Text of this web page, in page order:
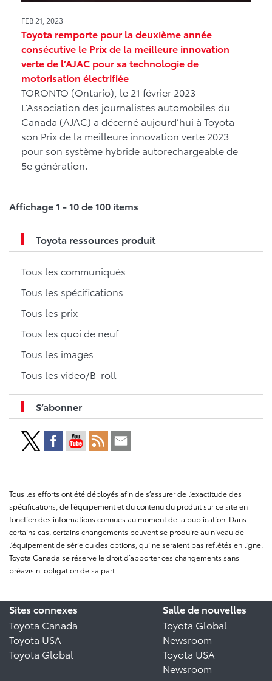
FEB 21, 2023
Toyota remporte pour la deuxième année
consécutive le Prix de la meilleure innovation
verte de l’AJAC pour sa technologie de
motorisation électrifiée
TORONTO (Ontario), le 21 février 2023 –
L’Association des journalistes automobiles du
Canada (AJAC) a décerné aujourd’hui à Toyota
son Prix de la meilleure innovation verte 2023
pour son système hybride autorechargeable de
5e génération.
Affichage 1 - 10 de 100 items
Toyota ressources produit
Tous les communiqués
Tous les spécifications
Tous les prix
Tous les quoi de neuf
Tous les images
Tous les video/B-roll
S’abonner
Tous les efforts ont été déployés afin de s’assurer de l’exactitude des
spécifications, de l’équipement et du contenu du produit sur ce site en
fonction des informations connues au moment de la publication. Dans
certains cas, certains changements peuvent se produire au niveau de
l’équipement de série ou des options, qui ne seraient pas reflétés en ligne.
Toyota Canada se réserve le droit d’apporter ces changements sans
préavis ni obligation de sa part.
Sites connexes
Toyota Canada
Toyota USA
Toyota Global
Salle de nouvelles
Toyota Global
Newsroom
Toyota USA
Newsroom